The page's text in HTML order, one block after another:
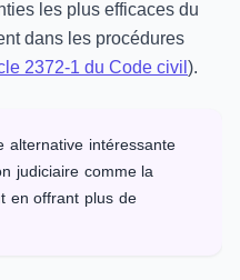
les plus efficaces du
dans les procédures
2372-1 du Code civil ).
alternative intéressante
judiciaire comme la
en offrant plus de